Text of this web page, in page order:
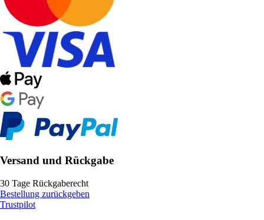
Versand und Rückgabe
30 Tage Rückgaberecht
Bestellung zurückgeben
Trustpilot